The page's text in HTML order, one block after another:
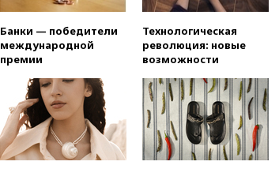
Банки — победители
международной
премии
Технологическая
революция: новые
возможности